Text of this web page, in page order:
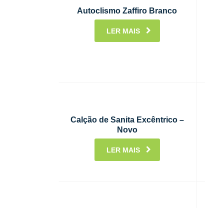
Autoclismo Zaffiro Branco
LER MAIS
Calção de Sanita Excêntrico –
Novo
LER MAIS